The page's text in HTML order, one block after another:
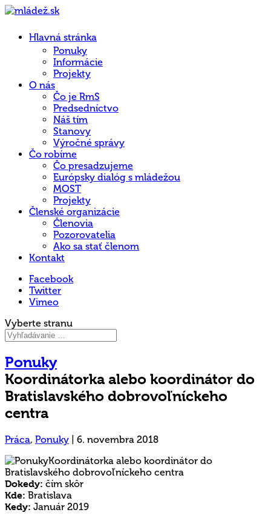
Hlavná stránka
Ponuky
Informácie
Projekty
O nás
Čo je RmS
Predsedníctvo
Náš tím
Stanovy
Výročné správy
Čo robíme
Čo presadzujeme
Európsky dialóg s mládežou
MOST
Projekty
Členské organizácie
Členovia
Pozorovatelia
Ako sa stať členom
Kontakt
Facebook
Twitter
Vimeo
Vyberte stranu
Ponuky
Koordinátorka alebo koordinátor do
Bratislavského dobrovoľníckeho
centra
Práca, Ponuky 6. novembra 2018
Dokedy: čím skôr
Kde: Bratislava
Kedy: Január 2019